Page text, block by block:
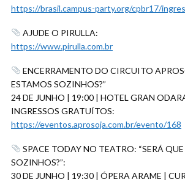
https://brasil.campus-party.org/cpbr17/
AJUDE O PIRULLA:
https://www.pirulla.com.br
ENCERRAMENTO DO CIRCUITO
ESTAMOS SOZINHOS?”
24 DE JUNHO | 19:00 | HOTEL GRAN
INGRESSOS GRATUÍTOS:
https://eventos.aprosoja.com.br/evento/168
SPACE TODAY NO TEATRO: “SERÁ
SOZINHOS?”:
30 DE JUNHO | 19:30 | ÓPERA ARAME |